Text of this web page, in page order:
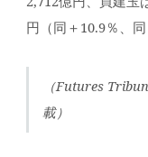
円（同＋10.9％、
（Futures
載）